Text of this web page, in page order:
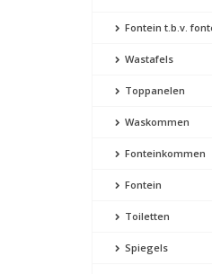
Fontein t.b.v.
Wastafels
Toppanelen
Waskommen
Fonteinkommen
Fontein
Toiletten
Spiegels